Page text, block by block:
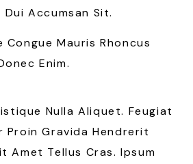
Accumsan Sit.
Congue Mauris Rhoncus
Enim.
Nulla Aliquet. Feugiat
Proin Gravida Hendrerit
Amet Tellus Cras. Ipsum